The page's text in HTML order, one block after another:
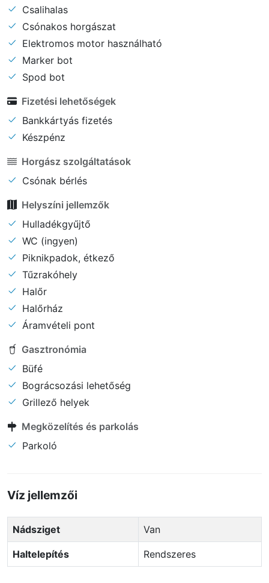
Csalihalas
Csónakos horgászat
Elektromos motor használható
Marker bot
Spod bot
Fizetési lehetőségek
Bankkártyás fizetés
Készpénz
Horgász szolgáltatások
Csónak bérlés
Helyszíni jellemzők
Hulladékgyűjtő
WC (ingyen)
Piknikpadok, étkező
Tűzrakóhely
Halőr
Halőrház
Áramvételi pont
Gasztronómia
Büfé
Bográcsozási lehetőség
Grillező helyek
Megközelítés és parkolás
Parkoló
Víz jellemzői
Nádsziget Van
Haltelepítés Rendszeres